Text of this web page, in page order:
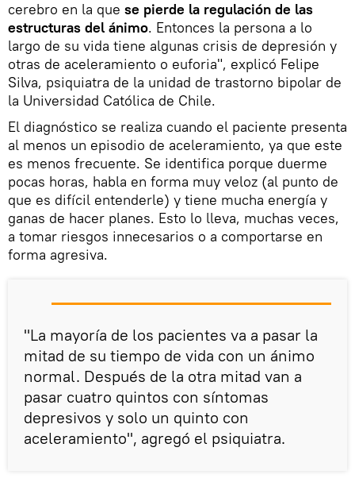
cerebro en la que se pierde la regulación de las
estructuras del ánimo. Entonces la persona a lo
largo de su vida tiene algunas crisis de depresión y
otras de aceleramiento o euforia", explicó Felipe
Silva, psiquiatra de la unidad de trastorno bipolar de
la Universidad Católica de Chile.
El diagnóstico se realiza cuando el paciente presenta
al menos un episodio de aceleramiento, ya que este
es menos frecuente. Se identifica porque duerme
pocas horas, habla en forma muy veloz (al punto de
que es difícil entenderle) y tiene mucha energía y
ganas de hacer planes. Esto lo lleva, muchas veces,
a tomar riesgos innecesarios o a comportarse en
forma agresiva.
"La mayoría de los pacientes va a pasar la
mitad de su tiempo de vida con un ánimo
normal. Después de la otra mitad van a
pasar cuatro quintos con síntomas
depresivos y solo un quinto con
aceleramiento", agregó el psiquiatra.